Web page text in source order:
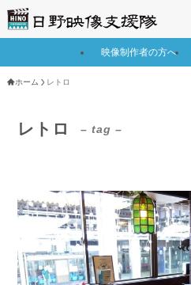
映像制作者の方へ
ホーム レトロ
レトロ – tag –